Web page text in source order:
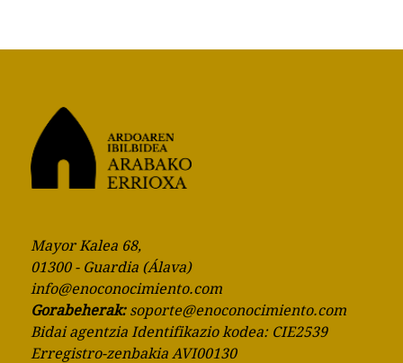
Mayor Kalea 68,
01300 - Guardia (Álava)
info@enoconocimiento.com
Gorabeherak: soporte@enoconocimiento.com
Bidai agentzia Identifikazio kodea: CIE2539
Erregistro-zenbakia AVI00130